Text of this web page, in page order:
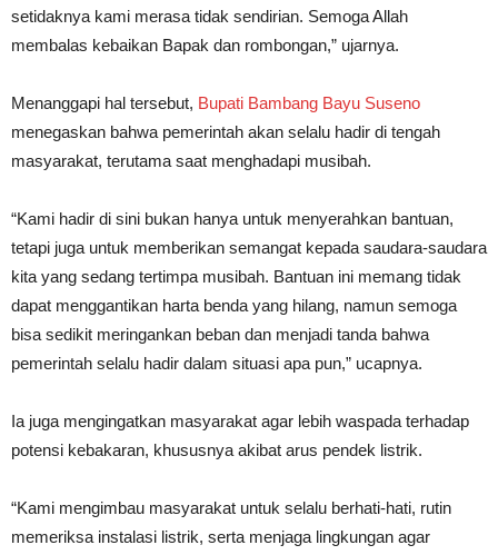
setidaknya kami merasa tidak sendirian. Semoga Allah
membalas kebaikan Bapak dan rombongan,” ujarnya.
Menanggapi hal tersebut, Bupati Bambang Bayu Suseno
menegaskan bahwa pemerintah akan selalu hadir di tengah
masyarakat, terutama saat menghadapi musibah.
“Kami hadir di sini bukan hanya untuk menyerahkan bantuan,
tetapi juga untuk memberikan semangat kepada saudara-saudara
kita yang sedang tertimpa musibah. Bantuan ini memang tidak
dapat menggantikan harta benda yang hilang, namun semoga
bisa sedikit meringankan beban dan menjadi tanda bahwa
pemerintah selalu hadir dalam situasi apa pun,” ucapnya.
Ia juga mengingatkan masyarakat agar lebih waspada terhadap
potensi kebakaran, khususnya akibat arus pendek listrik.
“Kami mengimbau masyarakat untuk selalu berhati-hati, rutin
memeriksa instalasi listrik, serta menjaga lingkungan agar